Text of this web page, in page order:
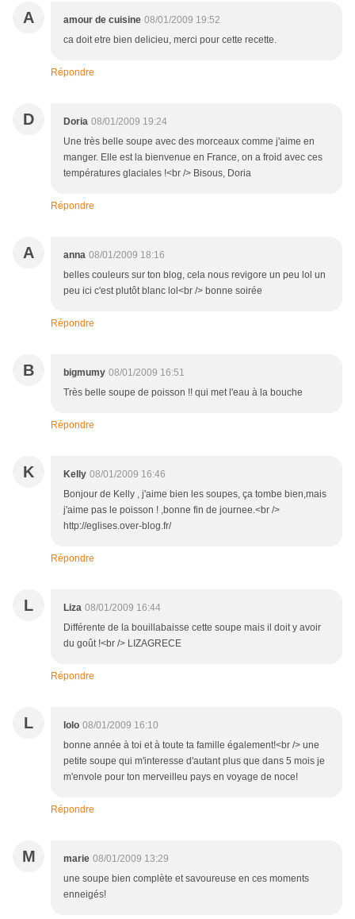
A amour de cuisine 08/01/2009 19:52
ca doit etre bien delicieu, merci pour cette recette.
Répondre
D Doria 08/01/2009 19:24
Une très belle soupe avec des morceaux comme j'aime en
manger. Elle est la bienvenue en France, on a froid avec ces
températures glaciales !<br /> Bisous, Doria
Répondre
A anna 08/01/2009 18:16
belles couleurs sur ton blog, cela nous revigore un peu lol un
peu ici c'est plutôt blanc lol<br /> bonne soirée
Répondre
B bigmumy 08/01/2009 16:51
Très belle soupe de poisson !! qui met l'eau à la bouche
Répondre
K Kelly 08/01/2009 16:46
Bonjour de Kelly , j'aime bien les soupes, ça tombe bien,mais
j'aime pas le poisson ! ,bonne fin de journee.<br />
http://eglises.over-blog.fr/
Répondre
L Liza 08/01/2009 16:44
Différente de la bouillabaisse cette soupe mais il doit y avoir
du goût !<br /> LIZAGRECE
Répondre
L lolo 08/01/2009 16:10
bonne année à toi et à toute ta famille également!<br /> une
petite soupe qui m'interesse d'autant plus que dans 5 mois je
m'envole pour ton merveilleu pays en voyage de noce!
Répondre
M marie 08/01/2009 13:29
une soupe bien complète et savoureuse en ces moments
enneigés!